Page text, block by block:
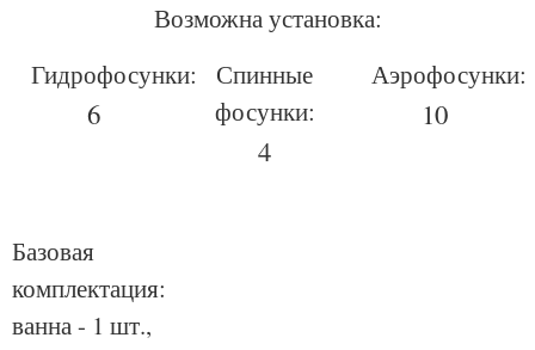
Возможна установка:
Гидрофосунки:
6
Спинные
фосунки:
4
Аэрофосунки:
10
Базовая
комплектация:
ванна - 1 шт.,